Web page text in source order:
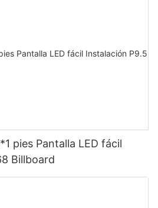
pies Pantalla LED fácil
Billboard